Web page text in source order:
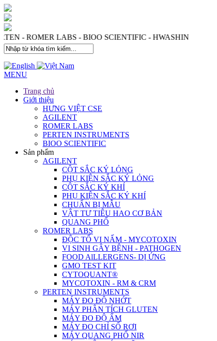
- ROMER LABS - BIOO SCIENTIFIC - HWASHIN
MENU
Trang chủ
Giới thiệu
HƯNG VIỆT CSE
AGILENT
ROMER LABS
PERTEN INSTRUMENTS
BIOO SCIENTIFIC
Sản phẩm
AGILENT
CỘT SẮC KÝ LỎNG
PHỤ KIỆN SẮC KÝ LỎNG
CỘT SẮC KÝ KHÍ
PHỤ KIỆN SẮC KÝ KHÍ
CHUẨN BỊ MẪU
VẬT TƯ TIÊU HAO CƠ BẢN
QUANG PHỔ
ROMER LABS
ĐỘC TỐ VI NẤM - MYCOTOXIN
VI SINH GÂY BỆNH - PATHOGEN
FOOD AlLLERGENS- DỊ ỨNG
GMO TEST KIT
CYTOQUANT®
MYCOTOXIN - RM & CRM
PERTEN INSTRUMENTS
MÁY ĐO ĐỘ NHỚT
MÁY PHÂN TÍCH GLUTEN
MÁY ĐO ĐỘ ẨM
MÁY ĐO CHỈ SỐ RƠI
MÁY QUANG PHỔ NIR